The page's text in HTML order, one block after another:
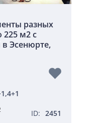
разных
225 м2 с
Эсенюрте,
ID: 2451